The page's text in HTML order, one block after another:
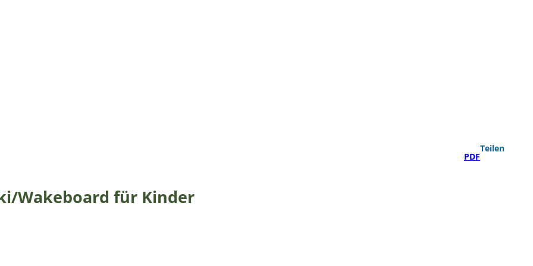
PDF
Teilen
Wakeboard für Kinder